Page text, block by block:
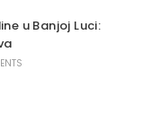
u Banjoj Luci: